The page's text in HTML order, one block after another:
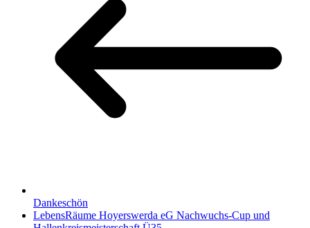
Dankeschön
LebensRäume Hoyerswerda eG Nachwuchs-Cup und